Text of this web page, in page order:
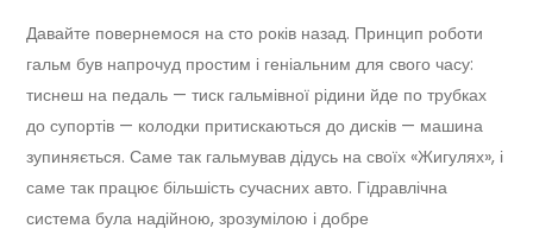
Давайте повернемося на сто років назад. Принцип роботи
гальм був напрочуд простим і геніальним для свого часу:
тиснеш на педаль — тиск гальмівної рідини йде по трубках
до супортів — колодки притискаються до дисків — машина
зупиняється. Саме так гальмував дідусь на своїх «Жигулях», і
саме так працює більшість сучасних авто. Гідравлічна
система була надійною, зрозумілою і добре